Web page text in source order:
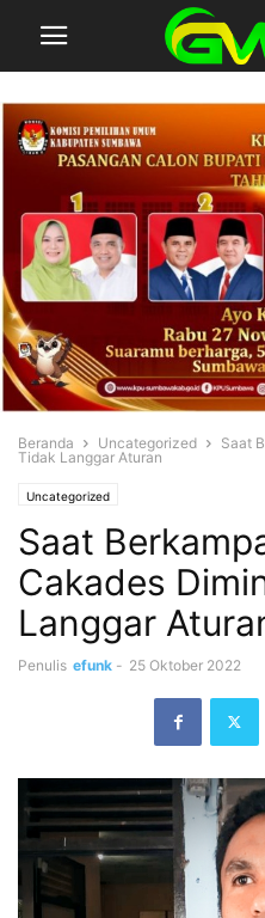
Beranda Uncategorized
Saat
Tidak Langgar Aturan
Uncategorized
Saat
Cakades
Langgar
Penulis efunk - 25 Oktober 2022